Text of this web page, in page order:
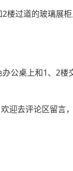
楼过道的玻璃展
公桌上和1、2楼
迎去评论区留言